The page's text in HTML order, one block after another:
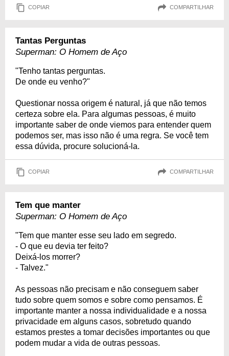
COPIAR COMPARTILHAR
Tantas Perguntas
Superman: O Homem de Aço
"Tenho tantas perguntas.
De onde eu venho?"
Questionar nossa origem é natural, já que não temos
certeza sobre ela. Para algumas pessoas, é muito
importante saber de onde viemos para entender quem
podemos ser, mas isso não é uma regra. Se você tem
essa dúvida, procure solucioná-la.
COPIAR COMPARTILHAR
Tem que manter
Superman: O Homem de Aço
"Tem que manter esse seu lado em segredo.
- O que eu devia ter feito?
Deixá-los morrer?
- Talvez."
As pessoas não precisam e não conseguem saber
tudo sobre quem somos e sobre como pensamos. É
importante manter a nossa individualidade e a nossa
privacidade em alguns casos, sobretudo quando
estamos prestes a tomar decisões importantes ou que
podem mudar a vida de outras pessoas.